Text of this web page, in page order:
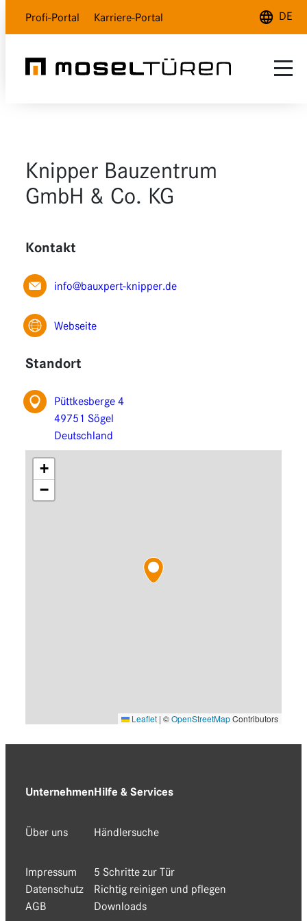
Profi-Portal Karriere-Portal DE
Polarweiß
Holzdesign
Glas
Auswahlhilfe
Kundenservice
Händlersuche
Knipper Bauzentrum
GmbH & Co. KG
Kontakt
info@bauxpert-knipper.de
Webseite
Standort
Püttkesberge 4
49751 Sögel
Deutschland
+
−
Leaflet | ©OpenStreetMapContributors
Unternehmen
Über uns
Impressum
Datenschutz
AGB
Hilfe & Services
Händlersuche
5 Schritte zur Tür
Richtig reinigen und pflegen
Downloads